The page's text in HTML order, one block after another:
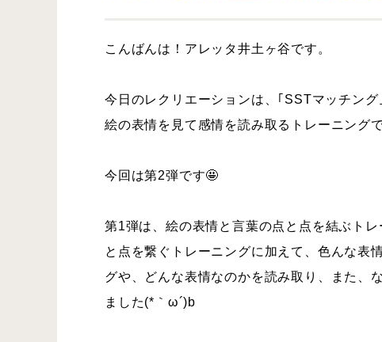
こんばんは！アレッタ井土ヶ谷です。
今日のレクリエーションは、｢SSTマッチング
絵の表情を見て感情を読み取るトレーニング
今回は第2弾です🤩
第1弾は、絵の表情と言葉の点と点を結ぶト
と点を繋ぐトレーニングに加えて、色んな表
グや、どんな表情なのかを読み取り、また、
ました(*｀ω´)b